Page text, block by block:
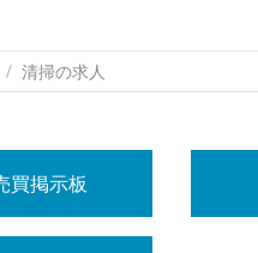
清掃の求人
買掲示板